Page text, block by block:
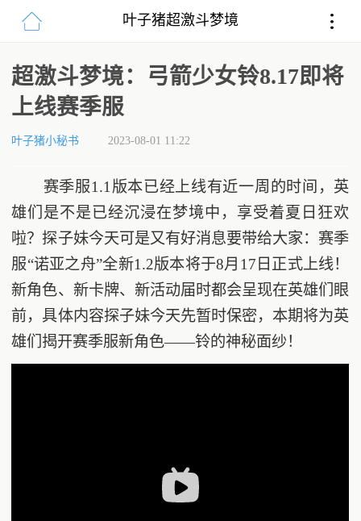
叶子猪超激斗梦境
超激斗梦境：弓箭少女铃8.17即将
上线赛季服
叶子猪小秘书 2023-08-01 11:22
赛季服1.1版本已经上线有近一周的时间，英
雄们是不是已经沉浸在梦境中，享受着夏日狂欢
啦？探子妹今天可是又有好消息要带给大家：赛季
服“诺亚之舟”全新1.2版本将于8月17日正式上线！
新角色、新卡牌、新活动届时都会呈现在英雄们眼
前，具体内容探子妹今天先暂时保密，本期将为英
雄们揭开赛季服新角色——铃的神秘面纱！